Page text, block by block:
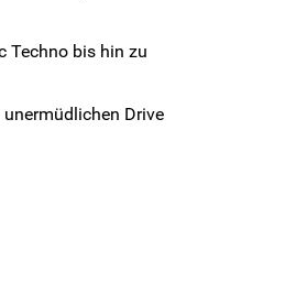
Techno bis hin zu
Drive